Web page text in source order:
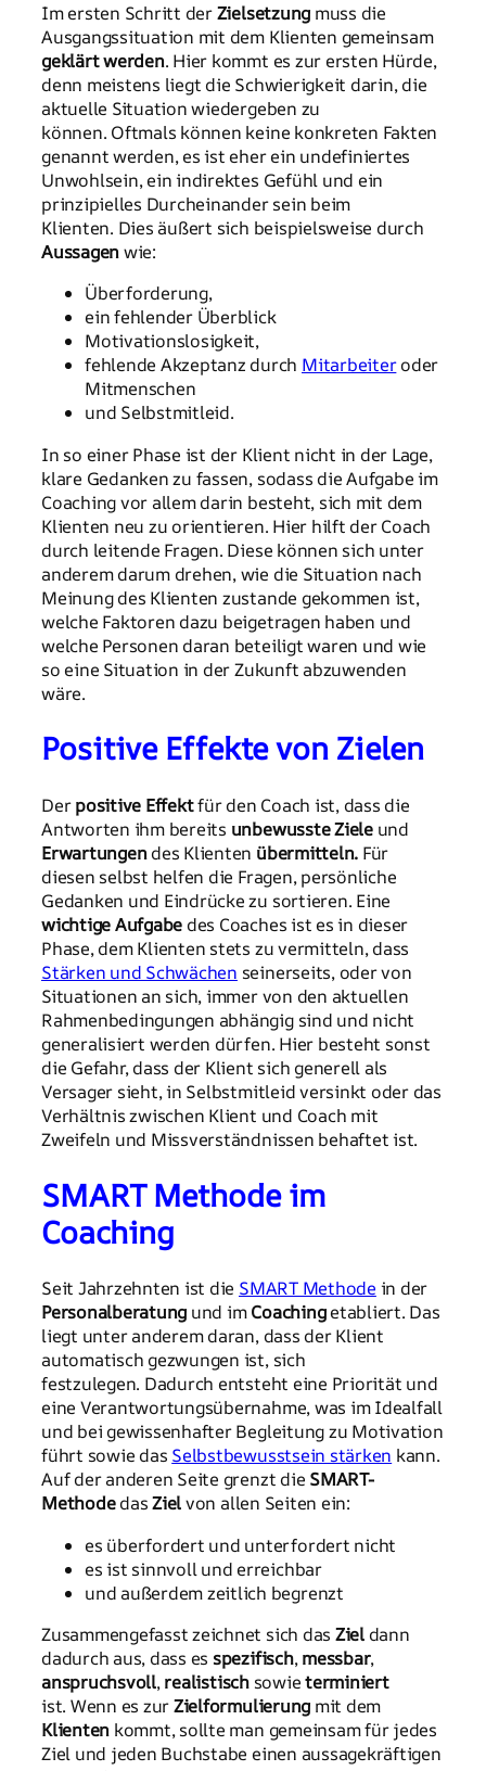
Im ersten Schritt derZielsetzung muss die
Ausgangssituation mit dem Klienten gemeinsam
geklärt werden. Hier kommt es zur ersten Hürde,
denn meistens liegt die Schwierigkeit darin, die
aktuelle Situation wiedergeben zu
können. Oftmals können keine konkreten Fakten
genannt werden, es ist eher ein undefiniertes
Unwohlsein, ein indirektes Gefühl und ein
prinzipielles Durcheinander sein beim
Klienten. Dies äußert sich beispielsweise durch
Aussagenwie:
Überforderung,
ein fehlender Überblick
Motivationslosigkeit,
fehlende Akzeptanz durch Mitarbeiteroder
Mitmenschen
und Selbstmitleid.
In so einer Phase ist der Klient nicht in der Lage,
klare Gedanken zu fassen, sodass die Aufgabe im
Coaching vor allem darin besteht, sich mit dem
Klienten neu zu orientieren. Hier hilft der Coach
durch leitende Fragen. Diese können sich unter
anderem darum drehen, wie die Situation nach
Meinung des Klienten zustande gekommen ist,
welche Faktoren dazu beigetragen haben und
welche Personen daran beteiligt waren und wie
so eine Situation in der Zukunft abzuwenden
wäre.
Positive Effekte von Zielen
Derpositive Effektfür den Coach ist, dass die
Antworten ihm bereits unbewusste Zieleund
Erwartungendes Klienten übermitteln. Für
diesen selbst helfen die Fragen, persönliche
Gedanken und Eindrücke zu sortieren. Eine
wichtige Aufgabe des Coaches ist es in dieser
Phase, dem Klienten stets zu vermitteln, dass
Stärken und Schwächen seinerseits, oder von
Situationen an sich, immer von den aktuellen
Rahmenbedingungen abhängig sind und nicht
generalisiert werden dürfen. Hier besteht sonst
die Gefahr, dass der Klient sich generell als
Versager sieht, in Selbstmitleid versinkt oder das
Verhältnis zwischen Klient und Coach mit
Zweifeln und Missverständnissen behaftet ist.
SMART Methode im
Coaching
Seit Jahrzehnten ist die SMART Methode in der
Personalberatung und imCoachingetabliert. Das
liegt unter anderem daran, dass der Klient
automatisch gezwungen ist, sich
festzulegen. Dadurch entsteht eine Priorität und
eine Verantwortungsübernahme, was im Idealfall
und bei gewissenhafter Begleitung zu Motivation
führt sowie das Selbstbewusstsein stärken kann.
Auf der anderen Seite grenzt die SMART-
MethodedasZielvon allen Seiten ein:
es überfordert und unterfordert nicht
es ist sinnvoll und erreichbar
und außerdem zeitlich begrenzt
Zusammengefasst zeichnet sich das Zieldann
dadurch aus, dass es spezifisch,messbar,
anspruchsvoll,realistischsowieterminiert
ist. Wenn es zurZielformulierung mit dem
Klienten kommt, sollte man gemeinsam für jedes
Ziel und jeden Buchstabe einen aussagekräftigen